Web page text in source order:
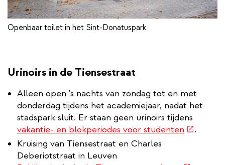
Openbaar toilet in het Sint-Donatuspark
Urinoirs in de Tiensestraat
Alleen open 's nachts van zondag tot en met
donderdag tijdens het academiejaar, nadat het
stadspark sluit. Er staan geen urinoirs tijdens
vakantie- en blokperiodes voor studenten (externe
.
Kruising van Tiensestraat en Charles
Deberiotstraat in Leuven